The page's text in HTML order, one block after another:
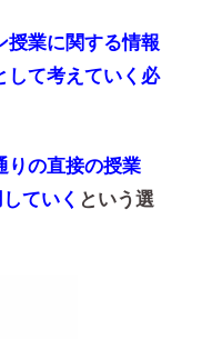
授業に関する情報
して考えていく必
りの直接の授業
ていく という選